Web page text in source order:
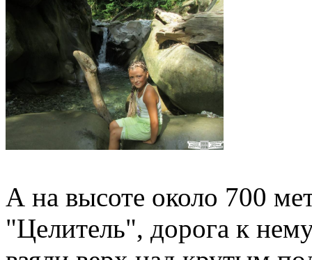
А на высоте около 700
"Целитель", дорога к